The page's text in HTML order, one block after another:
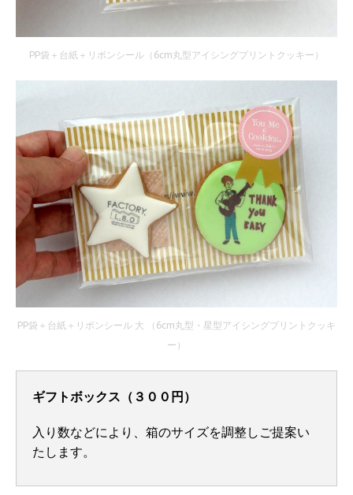
PP袋＋台紙＋リボンシール（6cm丸型アイシングプリントクッキー）
PP袋＋台紙＋リボンシール 大 （6cm丸型・星型アイシングプリントクッキ
ー）
ギフトボックス（３００円）
入り数などにより、箱のサイズを調整しご提案い
たします。